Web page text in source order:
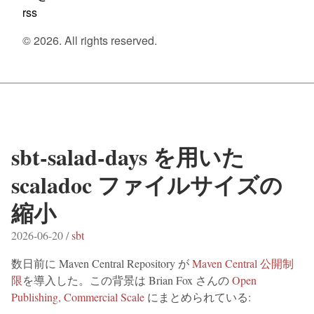
rss
© 2026. All rights reserved.
sbt-salad-days を用いた
scaladoc ファイルサイズの
縮小
2026-06-20 /sbt
数日前に Maven Central Repository がMaven Central 公開制
限を導入した。この背景は Brian Fox さんのOpen
Publishing, Commercial Scale にまとめられている: